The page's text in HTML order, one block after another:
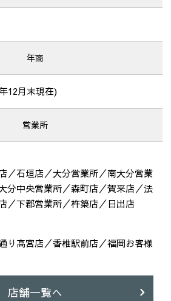
年商
12月末現在)
営業所
／石垣店／大分営業所／南大分営業
分中央営業所／森町店／賀来店／法
／下郡営業所／杵築店／日出店
り高宮店／香椎駅前店／福岡お客様
店舗一覧へ